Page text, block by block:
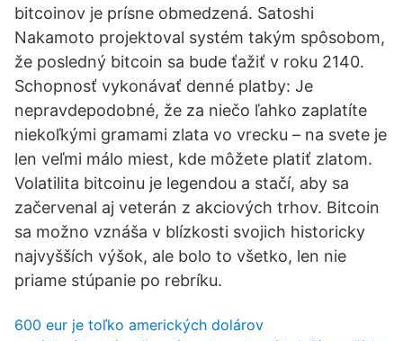
bitcoinov je prísne obmedzená. Satoshi
Nakamoto projektoval systém takým spôsobom,
že posledný bitcoin sa bude ťažiť v roku 2140.
Schopnosť vykonávať denné platby: Je
nepravdepodobné, že za niečo ľahko zaplatíte
niekoľkými gramami zlata vo vrecku – na svete je
len veľmi málo miest, kde môžete platiť zlatom.
Volatilita bitcoinu je legendou a stačí, aby sa
začervenal aj veterán z akciových trhov. Bitcoin
sa možno vznáša v blízkosti svojich historicky
najvyšších výšok, ale bolo to všetko, len nie
priame stúpanie po rebríku.
600 eur je toľko amerických dolárov